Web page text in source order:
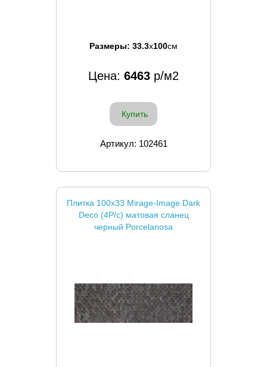
Размеры: 33.3x100см
Цена: 6463 р/м2
Купить
Артикул: 102461
Плитка 100x33 Mirage-Image Dark
Deco (4P/c) матовая сланец
черный Porcelanosa